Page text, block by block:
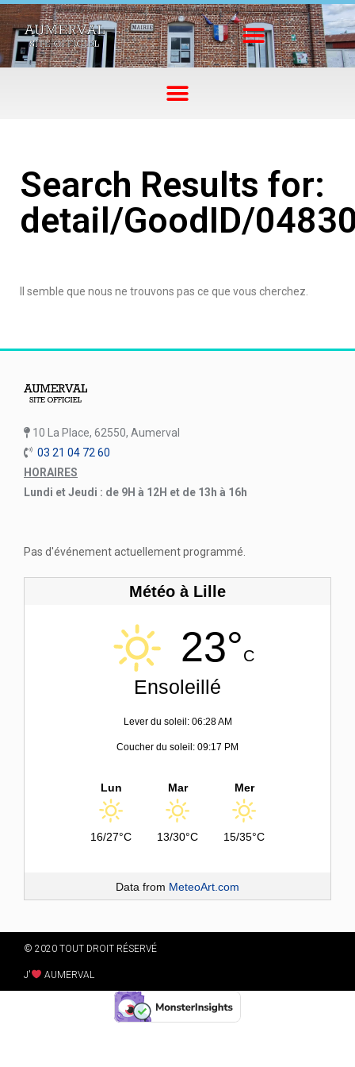
Search Results for:
detail/GoodID/
Il semble que nous ne trouvons pas ce que vous cherchez.
10 La Place, 62550, Aumerval
03 21 04 72 60
HORAIRES
Lundi et Jeudi : de 9H à 12H et de 13h à 16h
Pas d'événement actuellement programmé.
Météo à Lille
23°C
Ensoleillé
Lever du soleil: 06:28 AM
Coucher du soleil: 09:17 PM
Lun
16/27°C
Mar
13/30°C
Mer
15/35°C
Data from MeteoArt.com
© 2020 TOUT DROIT RÉSERVÉ
J' AUMERVAL